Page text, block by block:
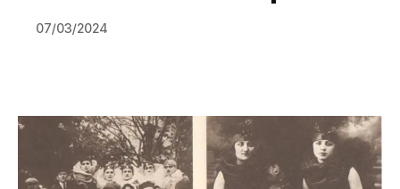
07/03/2024